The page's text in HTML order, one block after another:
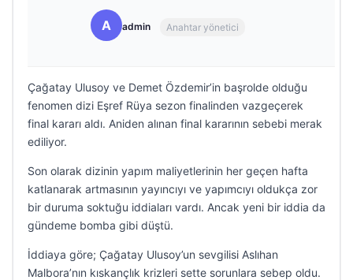
A admin Anahtar yönetici
Çağatay Ulusoy ve Demet Özdemir’in başrolde olduğu
fenomen dizi Eşref Rüya sezon finalinden vazgeçerek
final kararı aldı. Aniden alınan final kararının sebebi merak
ediliyor.
Son olarak dizinin yapım maliyetlerinin her geçen hafta
katlanarak artmasının yayıncıyı ve yapımcıyı oldukça zor
bir duruma soktuğu iddiaları vardı. Ancak yeni bir iddia da
gündeme bomba gibi düştü.
İddiaya göre; Çağatay Ulusoy’un sevgilisi Aslıhan
Malbora’nın kıskançlık krizleri sette sorunlara sebep oldu.